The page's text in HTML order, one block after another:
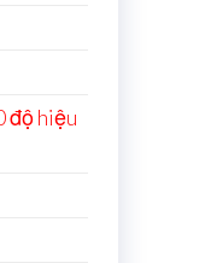
độ hiệu